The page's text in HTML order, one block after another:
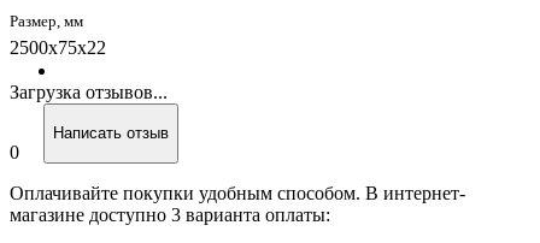
Размер, мм
2500x75x22
Загрузка отзывов...
0
Написать отзыв
Оплачивайте покупки удобным способом. В интернет-
магазине доступно 3 варианта оплаты: